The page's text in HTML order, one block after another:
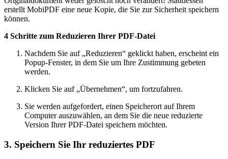
erstellt MobiPDF eine neue Kopie, die Sie zur Sicherheit speichern
können.
4 Schritte zum Reduzieren Ihrer PDF-Datei
Nachdem Sie auf „Reduzieren“ geklickt haben, erscheint ein
Popup-Fenster, in dem Sie um Ihre Zustimmung gebeten
werden.
Klicken Sie auf „Übernehmen“, um fortzufahren.
Sie werden aufgefordert, einen Speicherort auf Ihrem
Computer auszuwählen, an dem Sie die neue reduzierte
Version Ihrer PDF-Datei speichern möchten.
3. Speichern Sie Ihr reduziertes PDF